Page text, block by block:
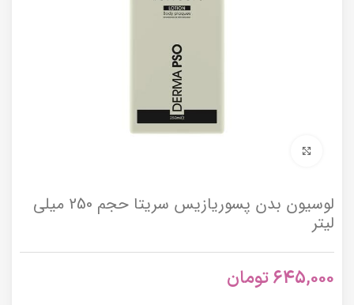
لوسیون بدن پسوریازیس سریتا حجم 250 میلی
لیتر
645,000تومان